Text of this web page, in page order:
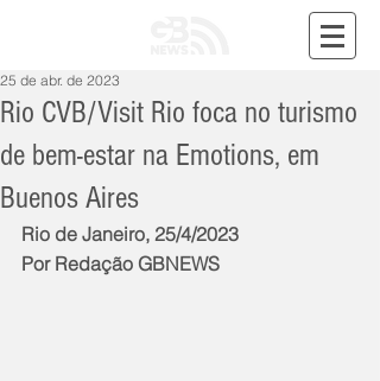
Rio CVB/Visit Rio foca no turismo
de bem-estar na Emotions, em
Buenos Aires
25 de abr. de 2023
Rio de Janeiro, 25/4/2023
Por Redação GBNEWS